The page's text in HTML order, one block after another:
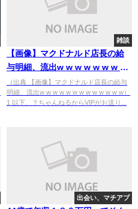
雑談
【画像】マクドナルド店長の給
与明細、流出w w w w w w w w
w w w w w
（出典 【画像】マクドナルド店長の給与
明細、流出w w w w w w w w w w w w w）
1 以下、？ちゃんねるからVIPがお送り...
出会い、マチアプ